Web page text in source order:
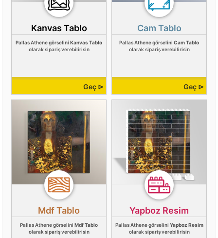
Kanvas Tablo
Pallas Athene görselini Kanvas Tablo
olarak sipariş verebilirisin
Geç ⊳
Cam Tablo
Pallas Athene görselini Cam Tablo
olarak sipariş verebilirisin
Geç ⊳
Mdf Tablo
Pallas Athene görselini Mdf Tablo
olarak sipariş verebilirisin
Yapboz Resim
Pallas Athene görselini Yapboz Resim
olarak sipariş verebilirisin